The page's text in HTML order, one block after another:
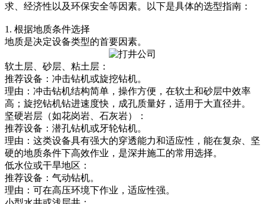
求、经济性以及环保安全等因素。以下是具体的选型指南：
1. 根据地质条件选择
地质是决定设备类型的首要因素。
软土层、砂层、粘土层：
推荐设备：冲击钻机或旋挖钻机。
理由：冲击钻机结构简单，操作方便，在软土和砂层中效率
高；旋挖钻机钻进速度快，成孔质量好，适用于大直径井。
坚硬岩层（如花岗岩、石灰岩）：
推荐设备：潜孔钻机或牙轮钻机。
理由：这类设备具有强大的穿透能力和适应性，能在复杂、坚
硬的地质条件下高效作业，是深井施工的常用选择。
低水位或干旱地区：
推荐设备：气动钻机。
理由：可在高压环境下作业，适应性强。